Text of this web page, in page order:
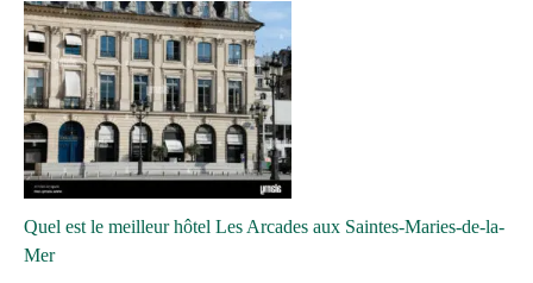
Quel est le meilleur hôtel Les Arcades aux Saintes-Maries-de-la-
Mer